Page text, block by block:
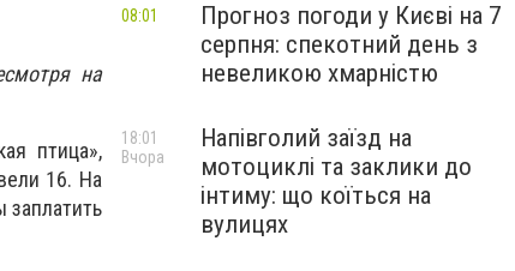
на
птица»,
16. На
заплатить
Прогноз погоди у Києві на 7
серпня: спекотний день з
невеликою хмарністю
08:01
Напівголий заїзд на
мотоциклі та заклики до
інтиму: що коїться на
вулицях
18:01
Вчора